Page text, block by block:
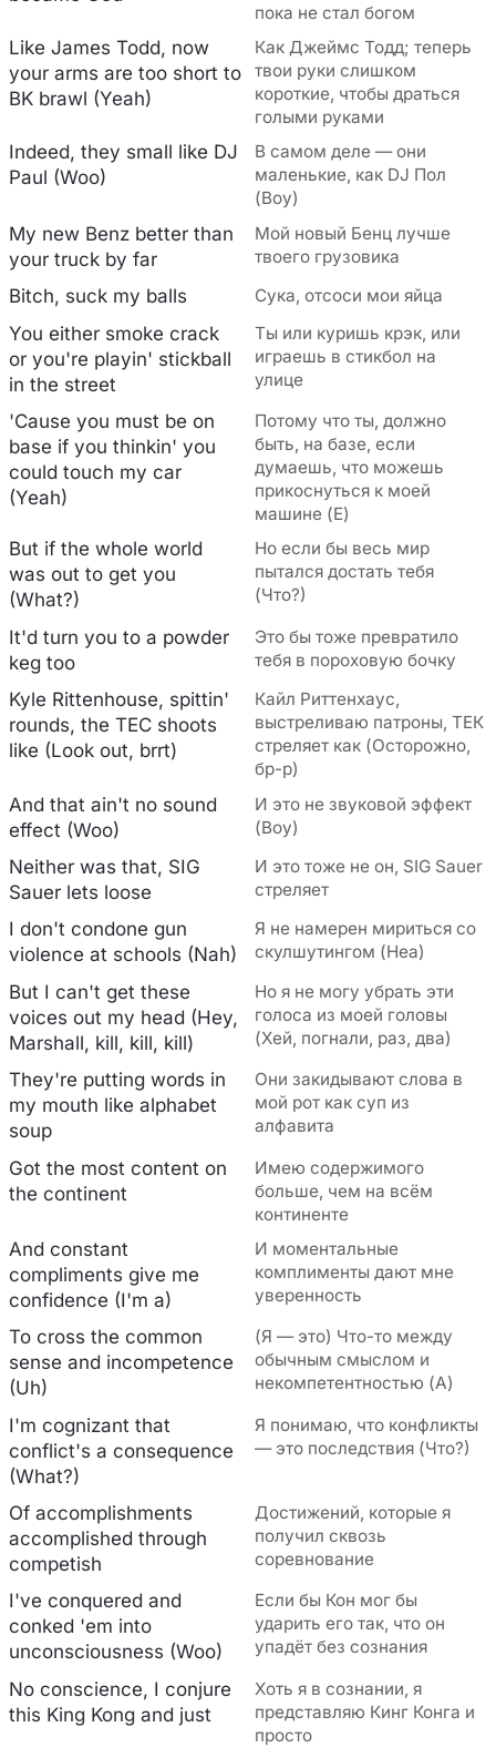
пока не стал богом
Like James Todd, now
your arms are too short to
BK brawl (Yeah)
Как Джеймс Тодд; теперь
твои руки слишком
короткие, чтобы драться
голыми руками
Indeed, they small like DJ
Paul (Woo)
В самом деле — они
маленькие, как DJ Пол
(Воу)
My new Benz better than
your truck by far
Мой новый Бенц лучше
твоего грузовика
Bitch, suck my balls Сука, отсоси мои яйца
You either smoke crack
or you're playin' stickball
in the street
Ты или куришь крэк, или
играешь в стикбол на
улице
'Cause you must be on
base if you thinkin' you
could touch my car
(Yeah)
Потому что ты, должно
быть, на базе, если
думаешь, что можешь
прикоснуться к моей
машине (Е)
But if the whole world
was out to get you
(What?)
Но если бы весь мир
пытался достать тебя
(Что?)
It'd turn you to a powder
keg too
Это бы тоже превратило
тебя в пороховую бочку
Kyle Rittenhouse, spittin'
rounds, the TEC shoots
like (Look out, brrt)
Кайл Риттенхаус,
выстреливаю патроны, ТЕК
стреляет как (Осторожно,
бр-р)
And that ain't no sound
effect (Woo)
И это не звуковой эффект
(Воу)
Neither was that, SIG
Sauer lets loose
И это тоже не он, SIG Sauer
стреляет
I don't condone gun
violence at schools (Nah)
Я не намерен мириться со
скулшутингом (Неа)
But I can't get these
voices out my head (Hey,
Marshall, kill, kill, kill)
Но я не могу убрать эти
голоса из моей головы
(Хей, погнали, раз, два)
They're putting words in
my mouth like alphabet
soup
Они закидывают слова в
мой рот как суп из
алфавита
Got the most content on
the continent
Имею содержимого
больше, чем на всём
континенте
And constant
compliments give me
confidence (I'm a)
И моментальные
комплименты дают мне
уверенность
To cross the common
sense and incompetence
(Uh)
(Я — это) Что-то между
обычным смыслом и
некомпетентностью (А)
I'm cognizant that
conflict's a consequence
(What?)
Я понимаю, что конфликты
— это последствия (Что?)
Of accomplishments
accomplished through
competish
Достижений, которые я
получил сквозь
соревнование
I've conquered and
conked 'em into
unconsciousness (Woo)
Если бы Кон мог бы
ударить его так, что он
упадёт без сознания
No conscience, I conjure
this King Kong and just
Хоть я в сознании, я
представляю Кинг Конга и
просто